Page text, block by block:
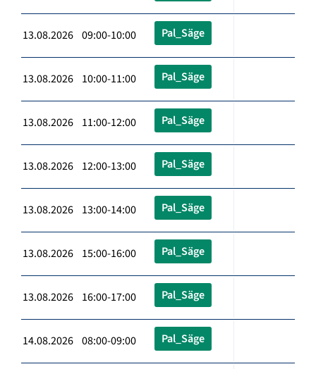
13.08.2026 09:00-10:00 Pal_Säge
13.08.2026 10:00-11:00 Pal_Säge
13.08.2026 11:00-12:00 Pal_Säge
13.08.2026 12:00-13:00 Pal_Säge
13.08.2026 13:00-14:00 Pal_Säge
13.08.2026 15:00-16:00 Pal_Säge
13.08.2026 16:00-17:00 Pal_Säge
14.08.2026 08:00-09:00 Pal_Säge